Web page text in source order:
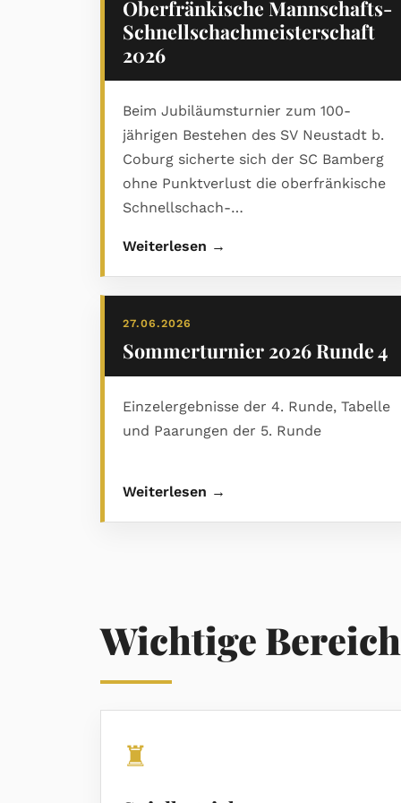
Oberfränkische Mannschafts-
Schnellschachmeisterschaft
2026
Beim Jubiläumsturnier zum 100-
jährigen Bestehen des SV Neustadt b.
Coburg sicherte sich der SC Bamberg
ohne Punktverlust die oberfränkische
Schnellschach-
Gastgeber SV Neustadt wurde starker
Zweiter, Rang drei ging an den
Bericht mit Abschlusstabelle und vielen
Bildern gibt es im PDF.
Weiterlesen →
27.06.2026
Sommerturnier 2026 Runde 4
Einzelergebnisse der 4. Runde, Tabelle
und Paarungen der 5. Runde
Weiterlesen →
Wichtige
♜